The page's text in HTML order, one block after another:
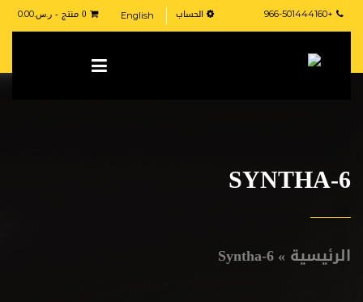
+966-501444160 0 منتج - ر.س.0.00 English الحساب
SYNTHA-6
الرئيسية »
Syntha-6